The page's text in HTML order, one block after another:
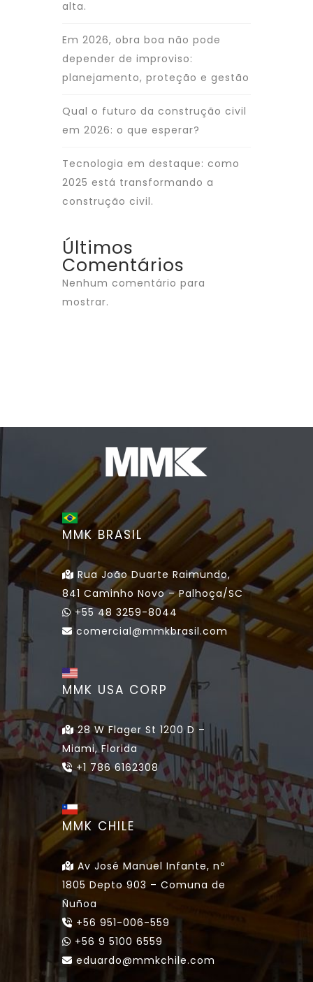
alta.
Em 2026, obra boa não pode
depender de improviso:
planejamento, proteção e gestão
Qual o futuro da construção civil
em 2026: o que esperar?
Tecnologia em destaque: como
2025 está transformando a
construção civil.
Últimos
Comentários
Nenhum comentário para
mostrar.
MMK BRASIL
Rua João Duarte Raimundo,
841 Caminho Novo – Palhoça/SC
+55 48 3259-8044
comercial@mmkbrasil.com
MMK USA CORP
28 W Flager St 1200 D –
Miami, Florida
+1 786 6162308
MMK CHILE
Av José Manuel Infante, nº
1805 Depto 903 – Comuna de
Ñuñoa
+56 951-006-559
+56 9 5100 6559
eduardo@mmkchile.com